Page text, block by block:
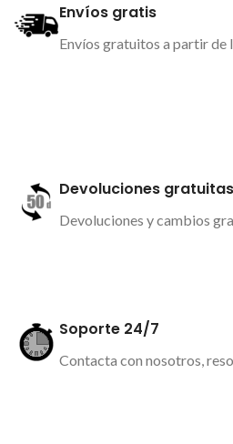
Envíos gratis
Envíos gratuitos a partir de
Devoluciones gratuitas
Devoluciones y cambios
Soporte 24/7
Contacta con nosotros,